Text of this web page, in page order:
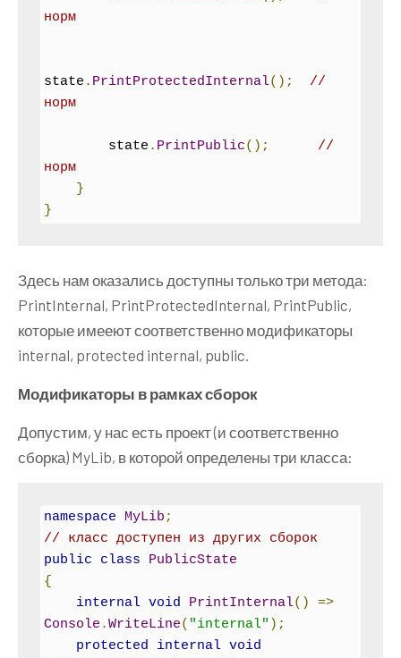
норм
state . PrintProtectedInternal();
//
норм
        state
. PrintPublic();
//
норм
}
}
Здесь нам оказались доступны только три метода:
PrintInternal, PrintProtectedInternal, PrintPublic,
которые имееют соответственно модификаторы
internal, protected internal, public.
Модификаторы в рамках сборок
Допустим, у нас есть проект (и соответственно
сборка) MyLib, в которой определены три класса:
namespace MyLib ;
// класс доступен из других сборок
public
class
PublicState
{
internal void PrintInternal()
=>
Console .WriteLine( "internal" );
protected
internal void